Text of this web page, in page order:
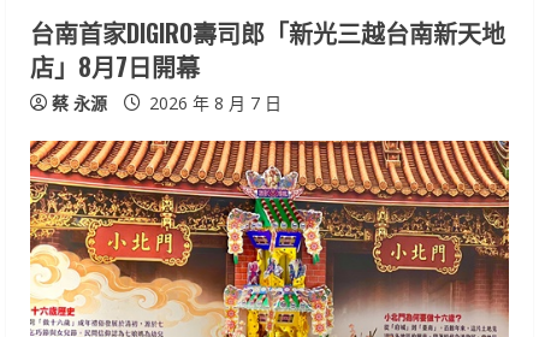
n
g
台南首家DIGIRO壽司郎「新光三越台南新天地
店」8月7日開幕
蔡 永源 2026 年 8 月 7 日